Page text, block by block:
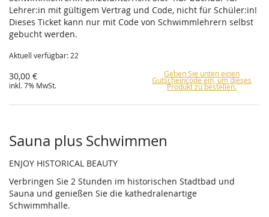
Lehrer:in mit gültigem Vertrag und Code, nicht für Schüler:in!
Dieses Ticket kann nur mit Code von Schwimmlehrern selbst
gebucht werden.
Aktuell verfügbar: 22
30,00 €
inkl. 7% MwSt.
Geben Sie unten einen
Gutscheincode ein, um dieses
Produkt zu bestellen.
Sauna plus Schwimmen
ENJOY HISTORICAL BEAUTY
Verbringen Sie 2 Stunden im historischen Stadtbad und
Sauna und genießen Sie die kathedralenartige
Schwimmhalle.